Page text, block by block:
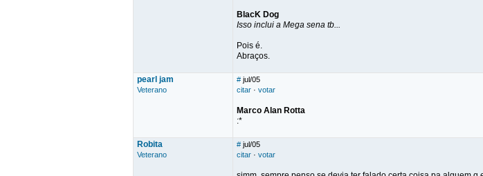
BlacK Dog
Isso inclui a Mega sena tb...
Pois é.
Abraços.
pearl jam
Veterano
# jul/05
citar · votar
Marco Alan Rotta
:*
Robita
Veterano
# jul/05
citar · votar